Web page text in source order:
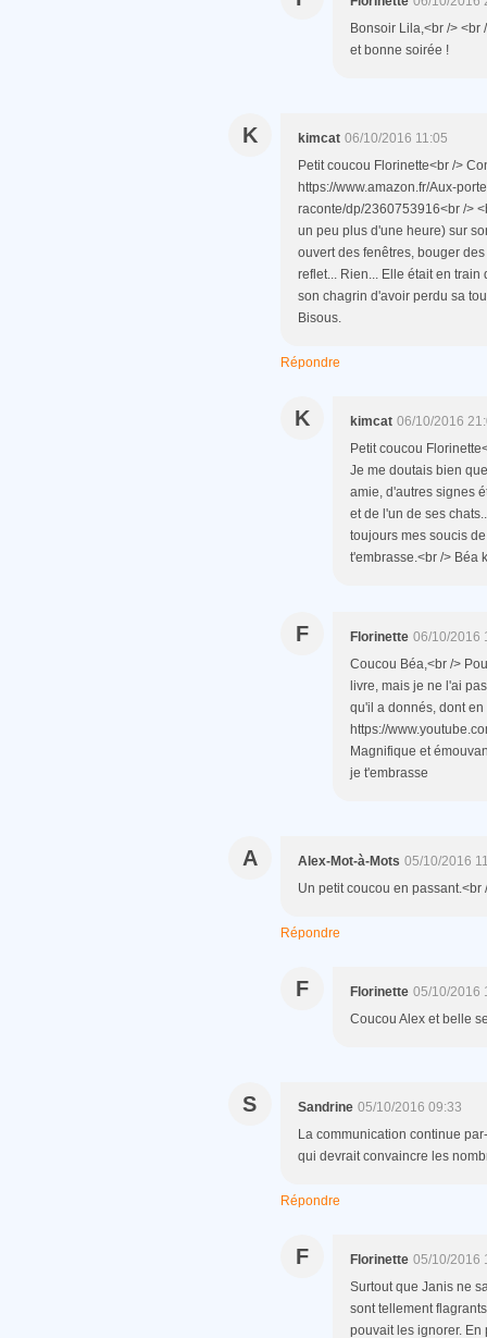
Bonsoir Lila,<br />
et bonne soirée !
K kimcat 06/10/2016 11:05
Petit coucou Florinette<br />
https://www.amazon.fr/Aux-
raconte/dp/2360753916<br />
un peu plus d'une heure) sur
ouvert des fenêtres, bouger
reflet... Rien... Elle était en
son chagrin d'avoir perdu sa
Bisous.
Répondre
K kimcat 06/10/2016
Petit coucou
Je me doutais bien
amie, d'autres signes
et de l'un de ses
toujours mes soucis
t'embrasse.<br /> Béa
F Florinette 06/10/2016
Coucou Béa,<br />
livre, mais je ne l'ai
qu'il a donnés, dont
https://
Magnifique et
je t'embrasse
A Alex-Mot-à-Mots 05/10/2016
Un petit coucou en passant.<br
Répondre
F Florinette 05/10/2016
Coucou Alex et belle
S Sandrine 05/10/2016 09:33
La communication continue
qui devrait convaincre les
Répondre
F Florinette 05/10/2016
Surtout que Janis ne
sont tellement
pouvait les ignorer. En